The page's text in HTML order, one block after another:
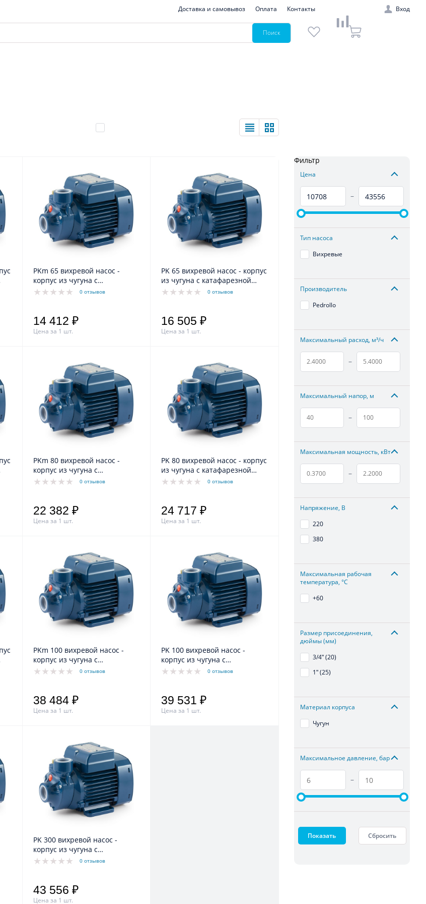
Доставка и самовывоз Оплата Контакты Вход
Поиск
PKm 65 вихревой насос -
корпус из чугуна с
катафарезной обработкой
0 отзывов
14 412 ₽
Цена за 1 шт.
PK 65 вихревой насос - корпус
из чугуна с катафарезной
обработкой
0 отзывов
16 505 ₽
Цена за 1 шт.
PKm 80 вихревой насос -
корпус из чугуна с
катафарезной обработкой
0 отзывов
22 382 ₽
Цена за 1 шт.
PK 80 вихревой насос - корпус
из чугуна с катафарезной
обработкой
0 отзывов
24 717 ₽
Цена за 1 шт.
PKm 100 вихревой насос -
корпус из чугуна с
катафарезной обработкой
0 отзывов
38 484 ₽
Цена за 1 шт.
PK 100 вихревой насос -
корпус из чугуна с
катафарезной обработкой
0 отзывов
39 531 ₽
Цена за 1 шт.
PK 300 вихревой насос -
корпус из чугуна с
катафарезной обработкой
0 отзывов
43 556 ₽
Цена за 1 шт.
Фильтр
Цена
–
Тип насоса
Вихревые
Производитель
Pedrollo
Максимальный расход, м³/ч
–
Максимальный напор, м
–
Максимальная мощность, кВт
–
Напряжение, В
220
380
Максимальная рабочая
температура, °С
+60
Размер присоединения,
дюймы (мм)
3/4ʺ (20)
1ʺ (25)
Материал корпуса
Чугун
Максимальное давление, бар
–
Показать Сбросить